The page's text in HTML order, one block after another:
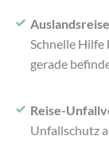
Schnelle Hilfe
gerade
Reise-
Unfallschutz